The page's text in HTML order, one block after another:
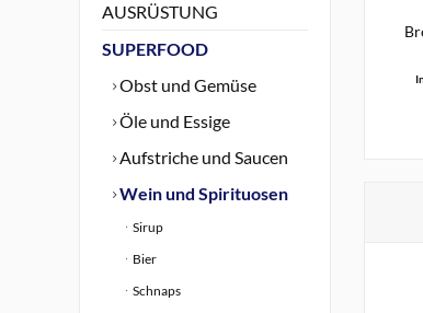
AUSRÜSTUNG
SUPERFOOD
Obst und Gemüse
Öle und Essige
Aufstriche und Saucen
Wein und Spirituosen
Sirup
Bier
Schnaps